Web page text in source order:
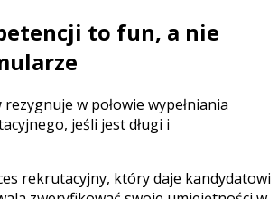
to fun, a nie
rezygnuje w połowie wypełniania
jeśli jest długi i
rekrutacyjny, który daje kandydatowi